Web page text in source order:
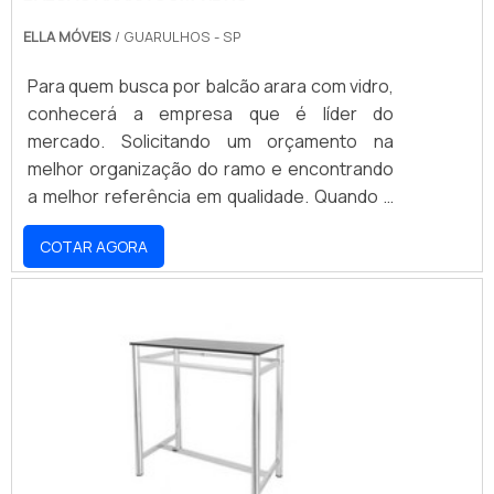
ELLA MÓVEIS / GUARULHOS - SP
Para quem busca por balcão arara com vidro,
conhecerá a empresa que é líder do
mercado. Solicitando um orçamento na
melhor organização do ramo e encontrando
a melhor referência em qualidade. Quando a
busca é por balcão arara com vidro, com a
Ella Móveis poderá encontrar precisão com
fabricação de peças personalizadas.MAIS
ARARA COM VIDROHá muitas maneiras
eficientes de demonstrar competência e
excelência em sua área de atuação. A Ella
Móveis objetiva seus recursos em criar aos
parceiros uma estrutura com: Tecnologia de
ponta; Escritório de alta qualidade onde são
COTAR AGORA